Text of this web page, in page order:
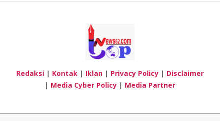
Redaksi | Kontak | Iklan | Privacy Policy | Disclaimer
| Media Cyber Policy | Media Partner